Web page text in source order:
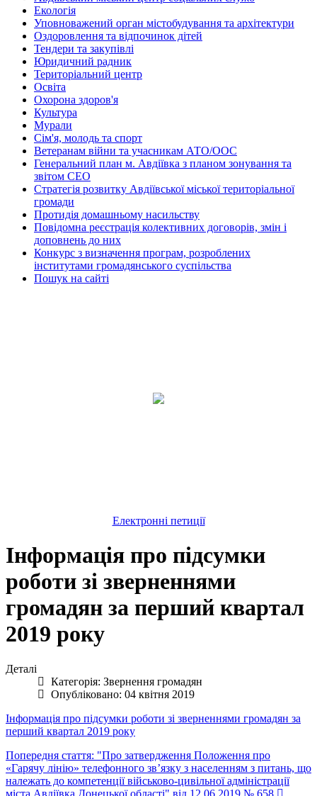
Екологія
Уповноважений орган містобудування та архітектури
Оздоровлення та відпочинок дітей
Тендери та закупівлі
Юридичний радник
Територіальний центр
Освіта
Охорона здоров'я
Культура
Мурали
Сім'я, молодь та спорт
Ветеранам війни та учасникам АТО/ООС
Генеральний план м. Авдіївка з планом зонування та
звітом СЕО
Стратегія розвитку Авдіївської міської територіальної
громади
Протидія домашньому насильству
Повідомна реєстрація колективних договорів, змін і
доповнень до них
Конкурс з визначення програм, розроблених
інститутами громадянського суспільства
Пошук на сайті
Електронні петиції
Інформація про підсумки
роботи зі зверненнями
громадян за перший квартал
2019 року
Деталі
Категорія: Звернення громадян
Опубліковано: 04 квітня 2019
Інформація про підсумки роботи зі зверненнями громадян за
перший квартал 2019 року
Попередня стаття: "Про затвердження Положення про
«Гарячу лінію» телефонного зв’язку з населенням з питань, що
належать до компетенції військово-цивільної адміністрації
міста Авдіївка Донецької області" від 12.06.2019 № 658